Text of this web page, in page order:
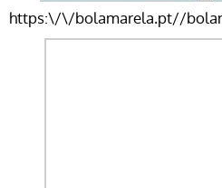
https:\/\/bolamarela.pt//